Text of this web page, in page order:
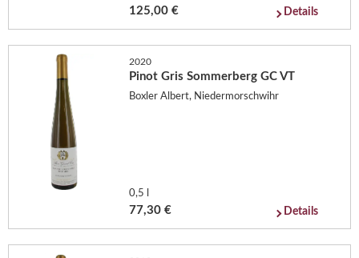
125,00 € Details
2020
Pinot Gris Sommerberg GC VT
Boxler Albert, Niedermorschwihr
0,5 l
77,30 € Details